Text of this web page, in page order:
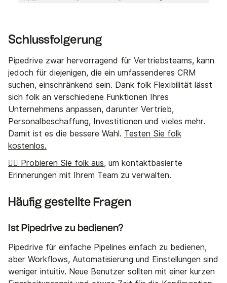
Schlussfolgerung
Pipedrive zwar hervorragend für Vertriebsteams, kann
jedoch für diejenigen, die ein umfassenderes CRM
suchen, einschränkend sein. Dank folk Flexibilität lässt
sich folk an verschiedene Funktionen Ihres
Unternehmens anpassen, darunter Vertrieb,
Personalbeschaffung, Investitionen und vieles mehr.
Damit ist es die bessere Wahl. Testen Sie folk
kostenlos.
👉🏼 Probieren Sie folk aus, um kontaktbasierte
Erinnerungen mit Ihrem Team zu verwalten.
Häufig gestellte Fragen
Ist Pipedrive zu bedienen?
Pipedrive für einfache Pipelines einfach zu bedienen,
aber Workflows, Automatisierung und Einstellungen sind
weniger intuitiv. Neue Benutzer sollten mit einer kurzen